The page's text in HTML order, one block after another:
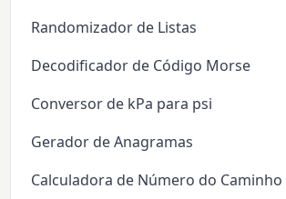
Randomizador de Listas
Decodificador de Código Morse
Conversor de kPa para psi
Gerador de Anagramas
Calculadora de Número do Caminho